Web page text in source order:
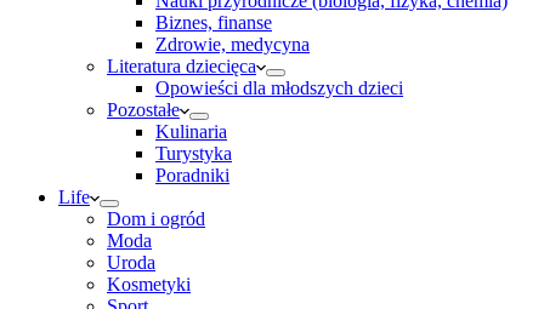
Biznes, finanse
Zdrowie, medycyna
Literatura dziecięca
Opowieści dla młodszych dzieci
Pozostałe
Kulinaria
Turystyka
Poradniki
Life
Dom i ogród
Moda
Uroda
Kosmetyki